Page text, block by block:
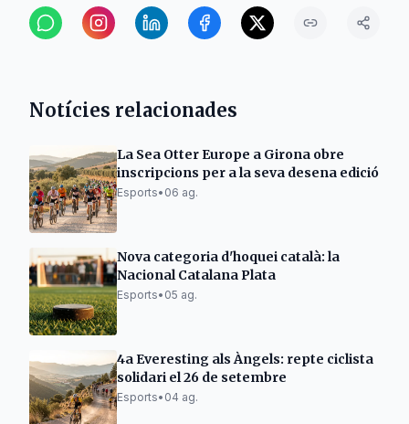
Notícies relacionades
La Sea Otter Europe a Girona obre
inscripcions per a la seva desena edició
Esports• 06 ag.
Nova categoria d'hoquei català: la
Nacional Catalana Plata
Esports• 05 ag.
4a Everesting als Àngels: repte ciclista
solidari el 26 de setembre
Esports• 04 ag.